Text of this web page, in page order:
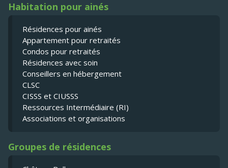
Habitation pour ainés
Résidences pour ainés
Appartement pour retraités
Condos pour retraités
Résidences avec soin
Conseillers en hébergement
CLSC
CISSS et CIUSSS
Ressources Intermédiaire (RI)
Associations et organisations
Groupes de résidences